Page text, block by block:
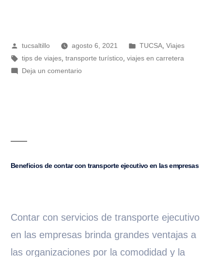
tucsaltillo agosto 6, 2021 TUCSA,Viajes
tips de viajes,transporte turístico,viajes en carretera
Deja un comentario
Beneficios de contar con transporte ejecutivo en las empresas
Contar con servicios de transporte ejecutivo
en las empresas brinda grandes ventajas a
las organizaciones por la comodidad y la